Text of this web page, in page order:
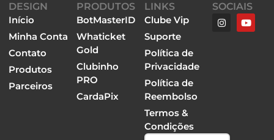
DESIGN
Início
Minha Conta
Contato
Produtos
Parceiros
PRODUTOS
BotMasterID
Whaticket
Gold
Clubinho
PRO
CardaPix
LINKS
Clube Vip
Suporte
Política de
Privacidade
Política de
Reembolso
Termos &
Condições
SOCIAIS